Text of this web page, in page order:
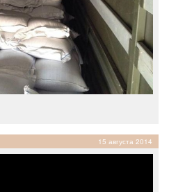
15 августа 2014